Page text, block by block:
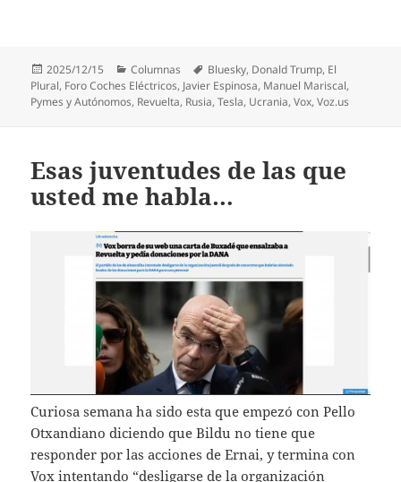
Publicado
el
2025/12/15 Categorías
Columnas Etiquetas
Bluesky, Donald Trump, El
Plural, Foro Coches Eléctricos, Javier Espinosa, Manuel Mariscal,
Pymes y Autónomos, Revuelta, Rusia,Tesla, Ucrania,Vox,Voz.us
Esas juventudes de las que
usted me habla…
Curiosa semana ha sido esta que empezó con Pello
Otxandiano diciendo que Bildu no tiene que
responder por las acciones de Ernai, y termina con
Vox intentando “desligarse de la organización